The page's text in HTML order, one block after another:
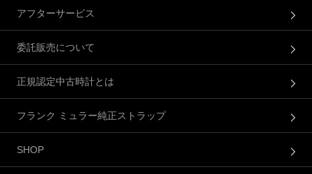
アフターサービス
委託販売について
正規認定中古時計とは
フランク ミュラー純正ストラップ
SHOP